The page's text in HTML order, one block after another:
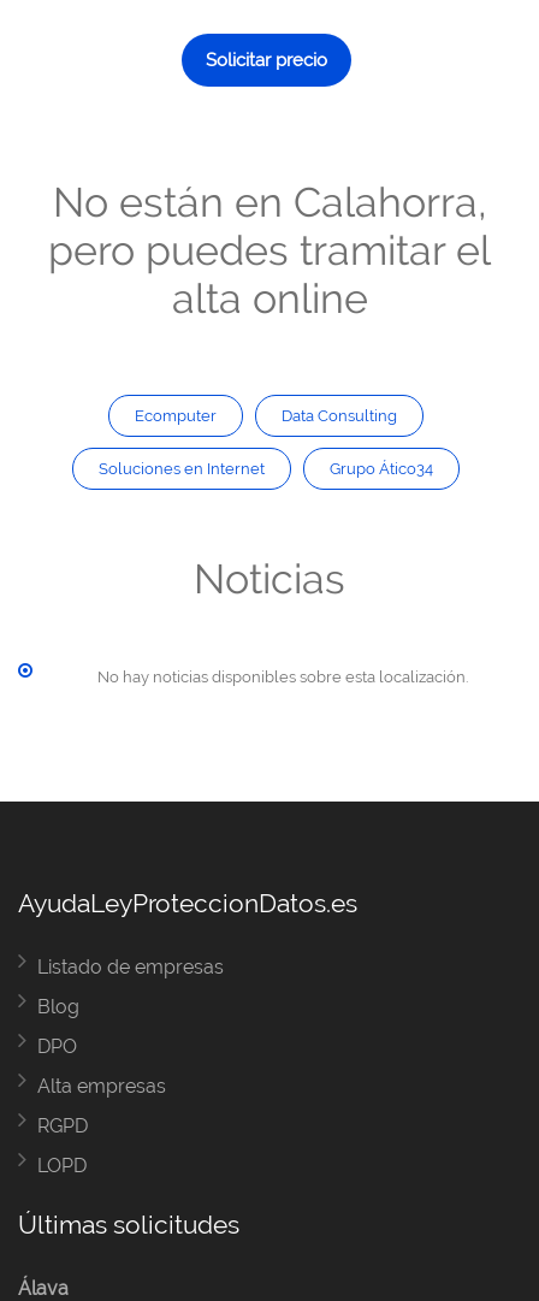
Solicitar precio
No están en Calahorra,
pero puedes tramitar el
alta online
Ecomputer Data Consulting
Soluciones en Internet Grupo Ático34
Noticias
No hay noticias disponibles sobre esta localización.
AyudaLeyProteccionDatos.es
Listado de empresas
Blog
DPO
Alta empresas
RGPD
LOPD
Últimas solicitudes
Álava